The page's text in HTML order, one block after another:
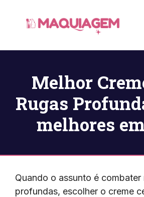
Melhor
Rugas
melhores
Quando o assunto é combater
profundas, escolher o creme